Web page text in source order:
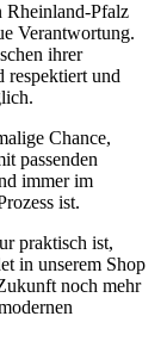
Rheinland-Pfalz
Verantwortung.
ihrer
respektiert und
Chance,
passenden
immer im
ist.
praktisch ist,
in unserem Shop
noch mehr